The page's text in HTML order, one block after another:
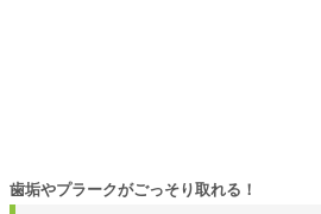
歯垢やプラークがごっそり取れる！